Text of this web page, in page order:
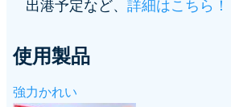
使用製品
強力かれい